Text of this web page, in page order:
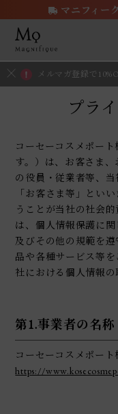
メルマガ登録で
マニフィー
プラ
コーセーコスメポー
す。）は、お客さま
の役員・従業者等、
「お客さま等」とい
うことが当社の社会
は、個人情報保護に
及びその他の規範を
品や各種サービス等
社における個人情報の
第1.事業者の名称
コーセーコスメポー
https://